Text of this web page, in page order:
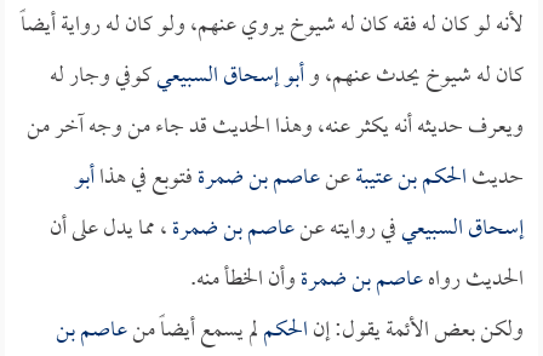
لأنه لو كان له فقه كان له شيوخ يروي عنهم، ولو كان له رواية أيضاً
كان له شيوخ يحدث عنهم، وأبو إسحاق السبيعيكوفي وجار له
ويعرف حديثه أنه يكثر عنه، وهذا الحديث قد جاء من وجه آخر من
حديثالحكم بن عتيبةعنعاصم بن ضمرةفتوبع في هذاأبو
إسحاق السبيعيفي روايته عنعاصم بن ضمرة، مما يدل على أن
الحديث رواهعاصم بن ضمرةوأن الخطأ منه.
ولكن بعض الأئمة يقول: إنالحكملم يسمع أيضاً منعاصم بن